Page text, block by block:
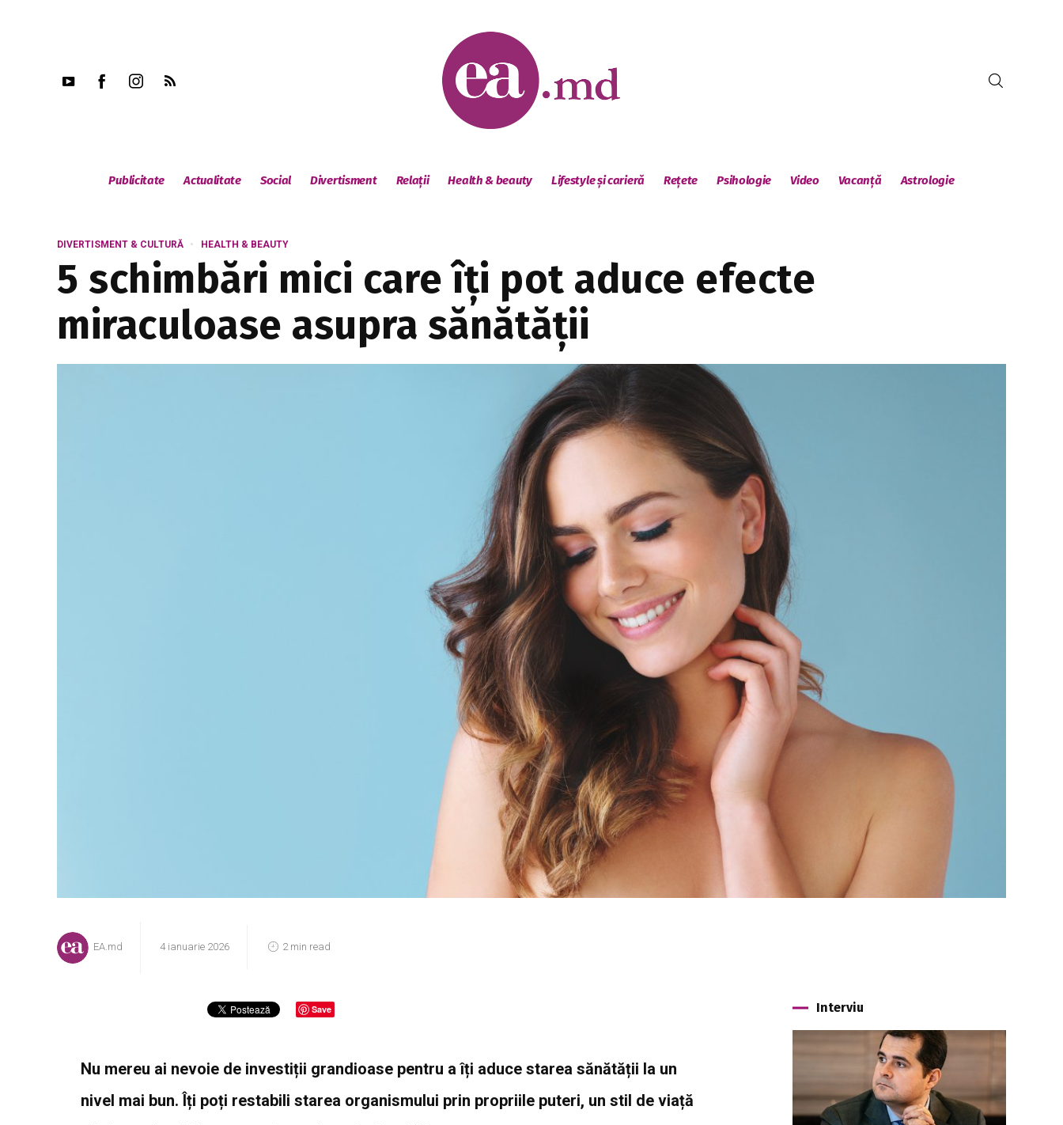
Publicitate Actualitate Social Divertisment Relații Health & beauty Lifestyle și carieră Rețete Psihologie Video Vacanță Astrologie
DIVERTISMENT & CULTURĂ HEALTH & BEAUTY
5 schimbări mici care îți pot aduce efecte
miraculoase asupra sănătății
EA.md 4 ianuarie 2026 2 min read
Save
Nu mereu ai nevoie de investiții grandioase pentru a îți aduce starea sănătății la un
nivel mai bun. Îți poți restabili starea organismului prin propriile puteri, un stil de viață
Interviu